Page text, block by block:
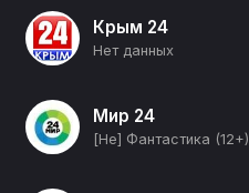
Крым 24
Нет данных
Мир 24
[Не] Фантастика (12+)